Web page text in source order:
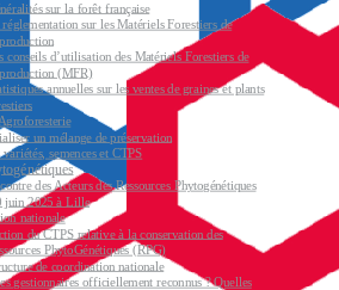
sur la forêt française
sur les Matériels Forestiers de
conseils d’utilisation des Matériels Forestiers de
(MFR)
annuelles sur les ventes de graines et plants
un mélange de préservation
semences et CTPS
des Acteurs des Ressources Phytogénétiques
juin 2025 à Lille
nationale
du CTPS relative à la conservation des
PhytoGénétiques (RPG)
de coordination nationale
gestionnaires officiellement reconnus ? Quelles